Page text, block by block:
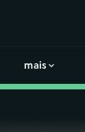
mais